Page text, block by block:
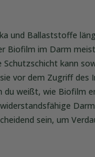
und Ballaststoffe
Biofilm im Darm
Schutzschicht kann
vor dem Zugriff
du weißt, wie Biofilm
sein, um